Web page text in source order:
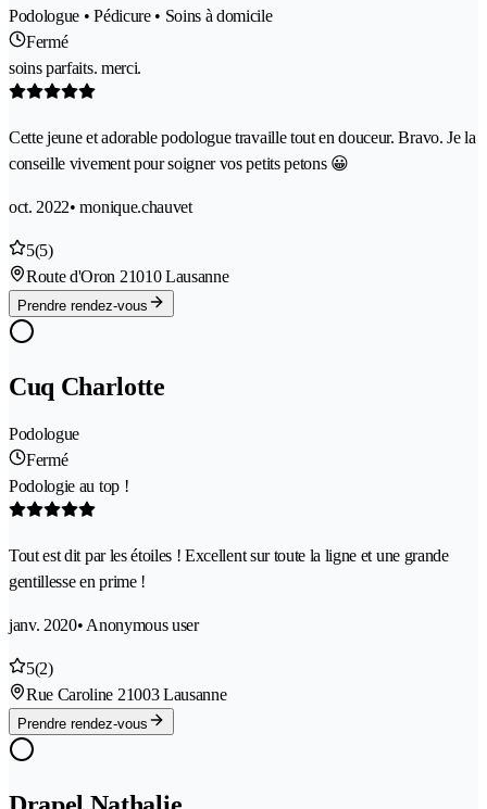
Podologue • Pédicure • Soins à domicile
Fermé
soins parfaits. merci.
Cette jeune et adorable podologue travaille tout en douceur. Bravo. Je la
conseille vivement pour soigner vos petits petons 😀
oct. 2022• monique.chauvet
5(5)
Route d'Oron 21010 Lausanne
Prendre rendez-vous
Cuq Charlotte
Podologue
Fermé
Podologie au top !
Tout est dit par les étoiles ! Excellent sur toute la ligne et une grande
gentillesse en prime !
janv. 2020• Anonymous user
5(2)
Rue Caroline 21003 Lausanne
Prendre rendez-vous